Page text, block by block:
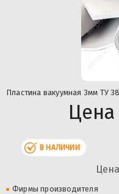
Пластина вакуумная 3мм ТУ
Цена
В НАЛИЧИИ
Фирмы производителя